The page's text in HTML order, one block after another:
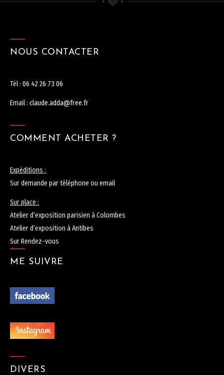
NOUS CONTACTER
Tél : 06 42 26 73 06
Email : claude.adda@free.fr
COMMENT ACHETER ?
Expéditions :
Sur demande par téléphone ou email
Sur place :
Atelier d’exposition parisien à Colombes
Atelier d’exposition à Antibes
Sur Rendez-vous
ME SUIVRE
DIVERS